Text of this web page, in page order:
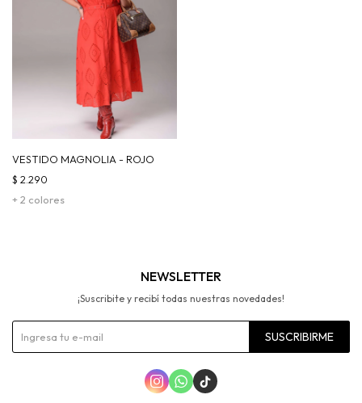
VESTIDO MAGNOLIA - ROJO
+ 2 colores
$ 2.290
NEWSLETTER
¡Suscribite y recibí todas nuestras novedades!
SUSCRIBIRME
  